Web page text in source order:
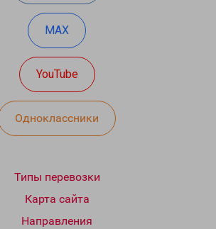
MAX
YouTube
Одноклассники
Типы перевозки
Карта сайта
Направления